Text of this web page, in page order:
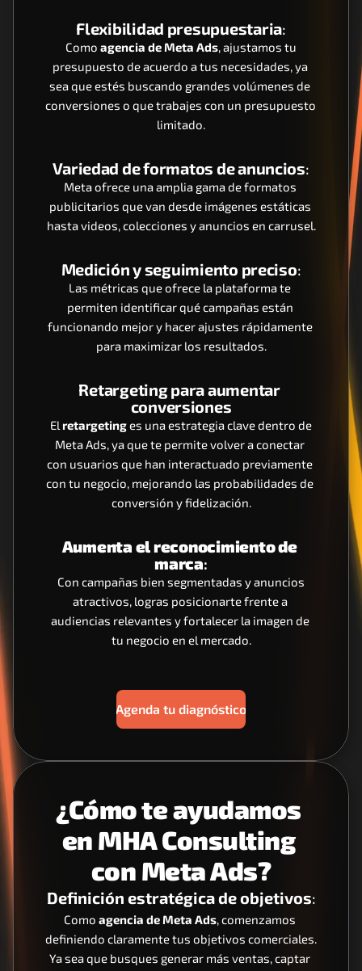
Flexibilidad presupuestaria:
Como agencia de Meta Ads, ajustamos tu
presupuesto de acuerdo a tus necesidades, ya
sea que estés buscando grandes volúmenes de
conversiones o que trabajes con un presupuesto
limitado.
Variedad de formatos de anuncios:
Meta ofrece una amplia gama de formatos
publicitarios que van desde imágenes estáticas
hasta videos, colecciones y anuncios en carrusel.
Medición y seguimiento preciso:
Las métricas que ofrece la plataforma te
permiten identificar qué campañas están
funcionando mejor y hacer ajustes rápidamente
para maximizar los resultados.
Retargeting para aumentar
conversiones
El retargeting es una estrategia clave dentro de
Meta Ads, ya que te permite volver a conectar
con usuarios que han interactuado previamente
con tu negocio, mejorando las probabilidades de
conversión y fidelización.
Aumenta el reconocimiento de
marca:
Con campañas bien segmentadas y anuncios
atractivos, logras posicionarte frente a
audiencias relevantes y fortalecer la imagen de
tu negocio en el mercado.
Agenda tu diagnóstico
¿Cómo te ayudamos
en MHA Consulting
con Meta Ads?
Definición estratégica de objetivos:
Como agencia de Meta Ads, comenzamos
definiendo claramente tus objetivos comerciales.
Ya sea que busques generar más ventas, captar